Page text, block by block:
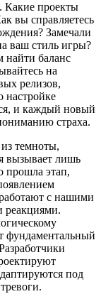
Какие проекты
вы справляетесь
Замечали
ваш стиль игры?
найти баланс
на
релизов,
настройке
и каждый новый
страха.
темноты,
вызывает лишь
прошла этап,
с нашими
реакциями.
фундаментальный
под